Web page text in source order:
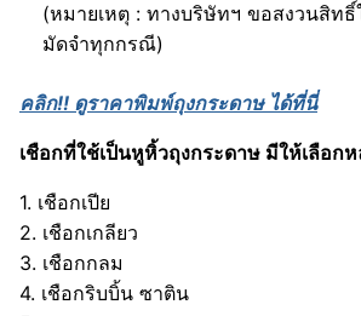
(หมายเหตุ : ทางบริษัทฯ ขอสงวนสิท
มัดจำทุกกรณี)
คลิก!! ดูราคาพิมพ์ถุงกระดาษ ได้ที่นี่
เชือกที่ใช้เป็นหูหิ้วถุงกระดาษ มีให้เลือก
1. เชือกเปีย
2. เชือกเกลียว
3. เชือกกลม
4. เชือกริบบิ้น ซาติน